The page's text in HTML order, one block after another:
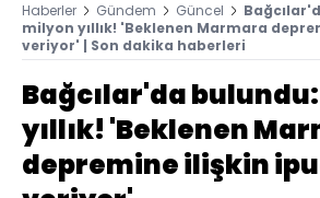
Haberler Gündem Güncel
milyon yıllık! 'Beklenen Marmara
veriyor' | Son dakika haberleri
Bağcılar'da
yıllık! 'Beklenen
depremine ilişkin